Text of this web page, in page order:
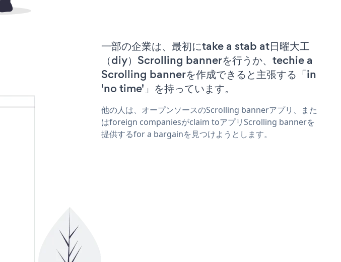
一部の企業は、最初にtake a stab at日曜大工
（diy）Scrolling bannerを行うか、techie a
Scrolling bannerを作成できると主張する「in
'no time'」を持っています。
他の人は、オープンソースのScrolling bannerアプリ、また
はforeign companiesがclaim toアプリScrolling bannerを
提供するfor a bargainを見つけようとします。